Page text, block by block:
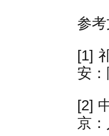
参
[1]
安
[2]
京